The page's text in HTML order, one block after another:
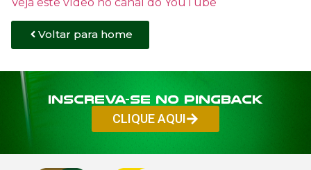
Voltar para home
Inscreva-se no PINGBACK
CLIQUE AQUI